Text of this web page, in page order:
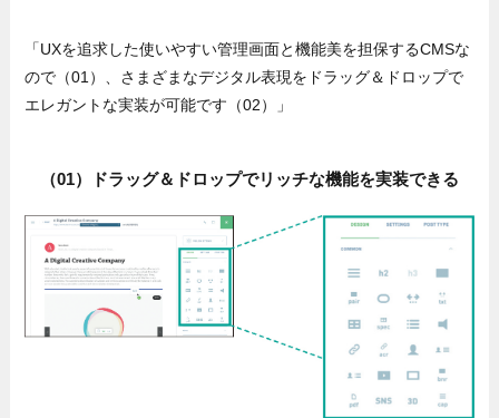
「UXを追求した使いやすい管理画面と機能美を担保するCMSな
ので（01）、さまざまなデジタル表現をドラッグ＆ドロップで
エレガントな実装が可能です（02）」
（01）ドラッグ＆ドロップでリッチな機能を実装できる